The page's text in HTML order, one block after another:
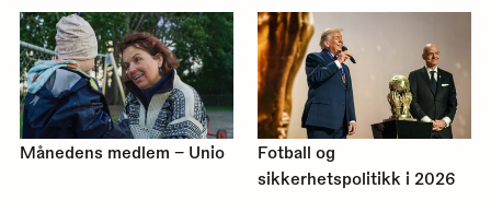
Månedens medlem – Unio
Fotball og
sikkerhetspolitikk i 2026